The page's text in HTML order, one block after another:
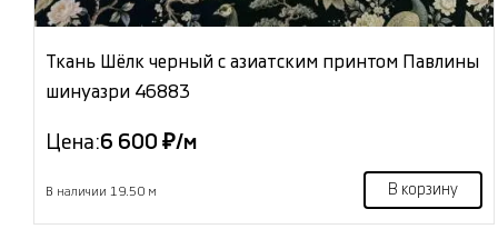
Ткань Шёлк черный с азиатским принтом Павлины
шинуазри 46883
Цена:6 600 ₽/м
В наличии 19.50 м В корзину